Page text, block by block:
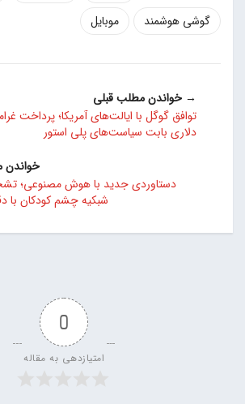
گوشی هوشمند
موبایل
→ خواندن مطلب قبلی
دلاری بابت سیاست‌های پلی استور
دستاوردی جدید با هوش مصنوعی؛
شبکیه چشم کودکان با دقت 100
0
امتیازدهی به مقاله